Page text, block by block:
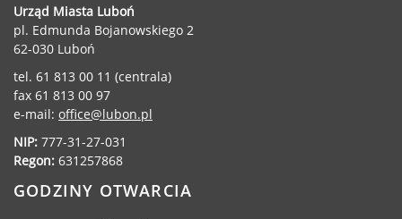
Urząd Miasta Luboń
pl. Edmunda Bojanowskiego 2
62-030 Luboń
tel. 61 813 00 11 (centrala)
fax 61 813 00 97
e-mail: office@lubon.pl
NIP: 777-31-27-031
Regon: 631257868
GODZINY OTWARCIA